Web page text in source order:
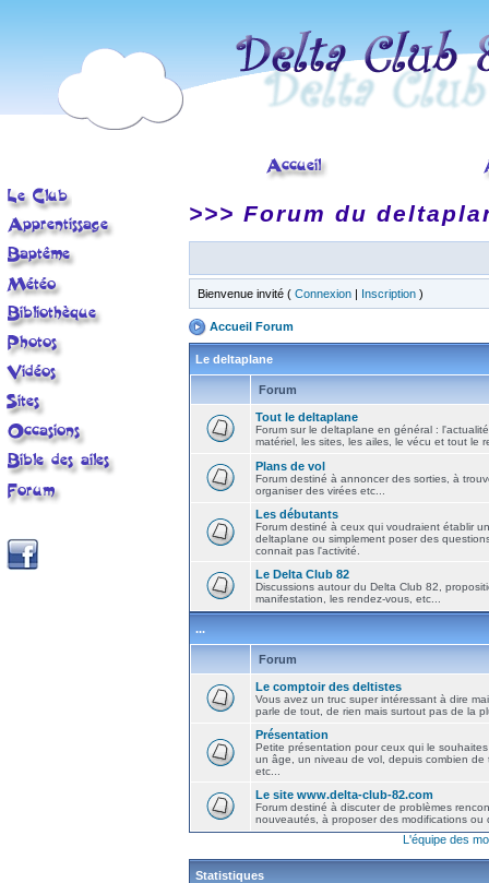
>>> Forum du
Bienvenue invité ( Connexion | Inscription )
Accueil Forum
Le deltaplane
Forum
Tout le deltaplane
Forum sur le deltaplane en général :
matériel, les sites, les ailes, le vécu et tout le
Plans de vol
Forum destiné à annoncer des sorties, à
organiser des virées etc...
Les débutants
Forum destiné à ceux qui voudraient établir
deltaplane ou simplement poser des
connait pas l'activité.
Le Delta Club 82
Discussions autour du Delta Club 82,
manifestation, les rendez-vous, etc...
...
Forum
Le comptoir des deltistes
Vous avez un truc super intéressant à dire
parle de tout, de rien mais surtout pas de la
Présentation
Petite présentation pour ceux qui le
un âge, un niveau de vol, depuis combien de
etc...
Le site www.delta-club-82.com
Forum destiné à discuter de problèmes
nouveautés, à proposer des modifications ou
L'équipe des
Statistiques